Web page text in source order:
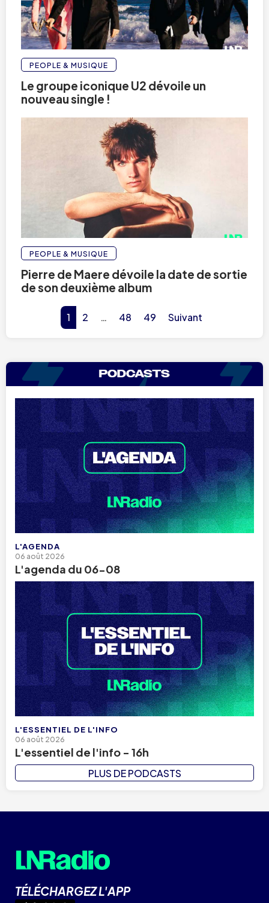
PEOPLE & MUSIQUE
Le groupe iconique U2 dévoile un
nouveau single !
PEOPLE & MUSIQUE
Pierre de Maere dévoile la date de sortie
de son deuxième album
1 2 … 48 49 Suivant
L'AGENDA
06 août 2026
L'agenda du 06-08
L'ESSENTIEL DE L'INFO
06 août 2026
L'essentiel de l'info - 16h
PLUS DE PODCASTS
TÉLÉCHARGEZ L'APP